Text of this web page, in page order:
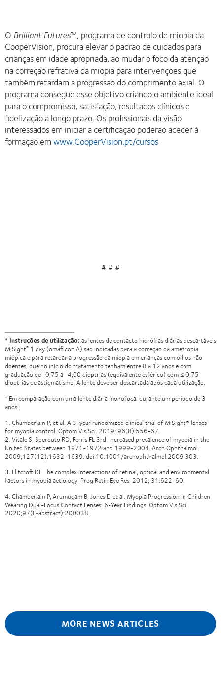
O Brilliant Futures™, programa de controlo de miopia da
CooperVision, procura elevar o padrão de cuidados para
crianças em idade apropriada, ao mudar o foco da atenção
na correção refrativa da miopia para intervenções que
também retardam a progressão do comprimento axial. O
programa consegue esse objetivo criando o ambiente ideal
para o compromisso, satisfação, resultados clínicos e
fidelização a longo prazo. Os profissionais da visão
interessados em iniciar a certificação poderão aceder à
formação emwww.CooperVision.pt/cursos
# # #
* Instruções de utilização: as lentes de contacto hidrófilas diárias descartáveis
MiSight® 1 day (omafilcon A) são indicadas para a correção da ametropia
miópica e para retardar a progressão da miopia em crianças com olhos não
doentes, que no início do tratamento tenham entre 8 a 12 anos e com
graduação de -0,75 a -4,00 dioptrias (equivalente esférico) com ≤ 0,75
dioptrias de astigmatismo. A lente deve ser descartada após cada utilização.
† Em comparação com uma lente diária monofocal durante um período de 3
anos.
1. Chamberlain P, et al. A 3-year randomized clinical trial of MiSight® lenses
for myopia control. Optom Vis Sci. 2019; 96(8):556-67.
2. Vitale S, Sperduto RD, Ferris FL 3rd. Increased prevalence of myopia in the
United States between 1971-1972 and 1999-2004. Arch Ophthalmol.
2009;127(12):1632-1639. doi:10.1001/archophthalmol.2009.303.
3. Flitcroft DI. The complex interactions of retinal, optical and environmental
factors in myopia aetiology. Prog Retin Eye Res. 2012; 31:622-60.
4. Chamberlain P, Arumugam B, Jones D et al. Myopia Progression in Children
Wearing Dual-Focus Contact Lenses: 6-Year Findings. Optom Vis Sci
2020;97(E-abstract):200038
MORE NEWS ARTICLES